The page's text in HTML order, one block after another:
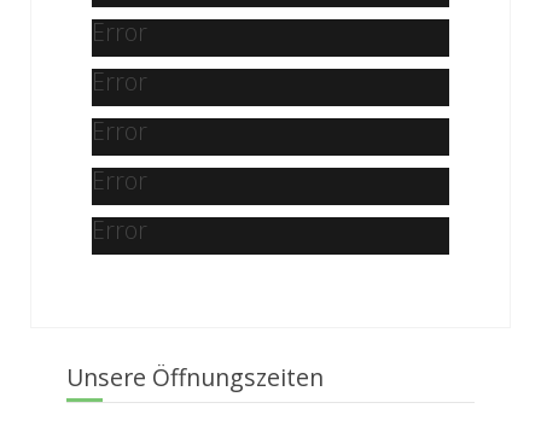
Error
Error
Error
Error
Error
Unsere Öffnungszeiten